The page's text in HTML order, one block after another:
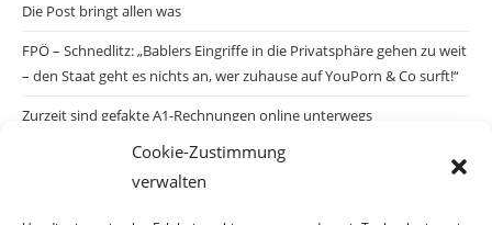
Cookie-Zustimmung
verwalten
Die Post bringt allen was
FPÖ – Schnedlitz: „Bablers Eingriffe in die Privatsphäre gehen zu weit
– den Staat geht es nichts an, wer zuhause auf YouPorn & Co surft!“
Zurzeit sind gefakte A1-Rechnungen online unterwegs
Salzburgs Juden und ihre Sicherheit: „Erst nach einem Anschlag wäre
die Gefahr endlich konkret!“
Biologisches Wunder in Ceuta